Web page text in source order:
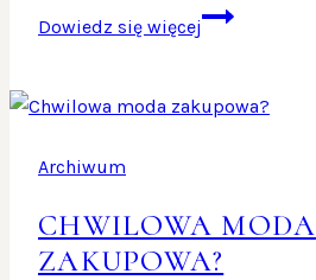
Dowiedz się więcej
Raper-
Archiwum
CHWILOWA MODA
ZAKUPOWA?